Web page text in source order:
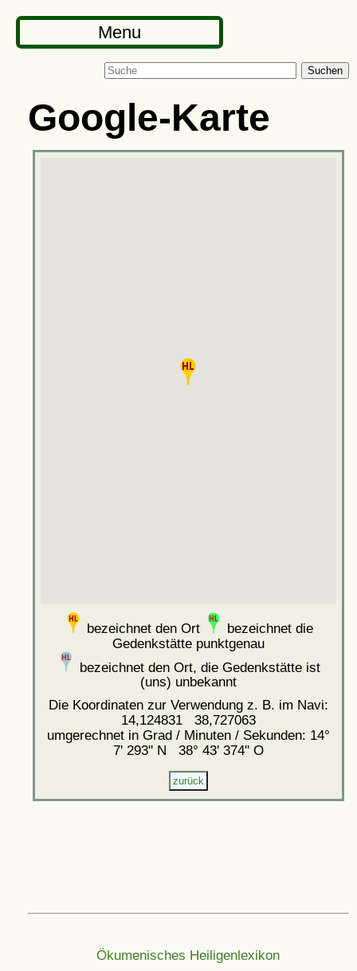
Menu
Suchen
Google-Karte
bezeichnet den Ort
bezeichnet die
Gedenkstätte punktgenau
bezeichnet den Ort, die Gedenkstätte ist
(uns) unbekannt
Die Koordinaten zur Verwendung z. B. im Navi:
14,124831 38,727063
umgerechnet in Grad / Minuten / Sekunden: 14°
7' 293'' N 38° 43' 374'' O
Ökumenisches Heiligenlexikon